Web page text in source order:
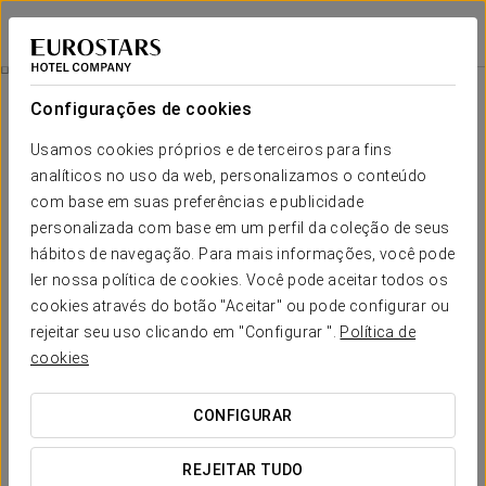
Configurações de cookies
Usamos cookies próprios e de terceiros para fins
analíticos no uso da web, personalizamos o conteúdo
com base em suas preferências e publicidade
personalizada com base em um perfil da coleção de seus
hábitos de navegação. Para mais informações, você pode
ler nossa política de cookies. Você pode aceitar todos os
cookies através do botão "Aceitar" ou pode configurar ou
rejeitar seu uso clicando em "Configurar ". Política de
cookies
CONFIGURAR
REJEITAR TUDO
Eurostars Royal Tanau
LLEIDA - BAQUEIRA
Restauração